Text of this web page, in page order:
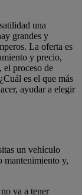
una
grandes y
La oferta es
y precio,
el proceso de
es el que más
ayudar a elegir
un vehículo
mantenimiento y,
va a tener